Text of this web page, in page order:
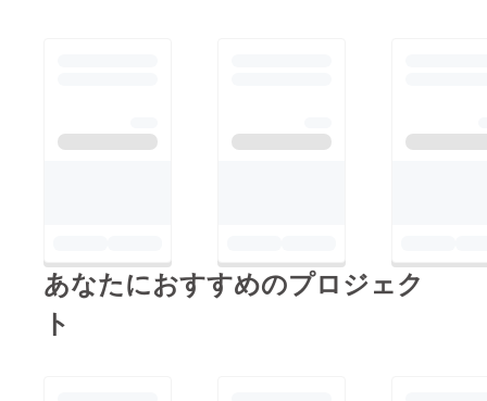
話から始まり、ひろし
ガーデンでは、 １１
年目に突入したパ
あなたにおすすめのプロジェク
ト